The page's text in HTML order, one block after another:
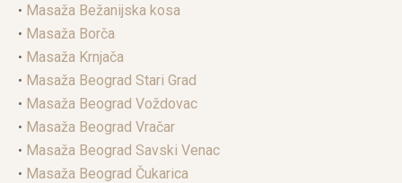
• Masaža Bežanijska kosa
• Masaža Borča
• Masaža Krnjača
• Masaža Beograd Stari Grad
• Masaža Beograd Voždovac
• Masaža Beograd Vračar
• Masaža Beograd Savski Venac
• Masaža Beograd Čukarica